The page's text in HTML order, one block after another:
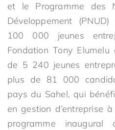
et le Programme des
Développement
100 000 jeunes
Fondation Tony
de 5 240 jeunes
plus de 81 000
pays du Sahel, qui
en gestion d’entreprise
programme inaugural